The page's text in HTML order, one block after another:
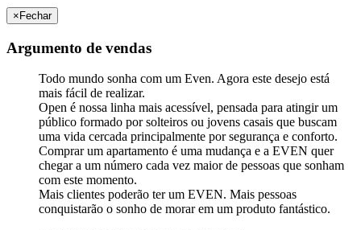
× Fechar
Argumento de vendas
Todo mundo sonha com um Even. Agora este desejo está
mais fácil de realizar.
Open é nossa linha mais acessível, pensada para atingir um
público formado por solteiros ou jovens casais que buscam
uma vida cercada principalmente por segurança e conforto.
Comprar um apartamento é uma mudança e a EVEN quer
chegar a um número cada vez maior de pessoas que sonham
com este momento.
Mais clientes poderão ter um EVEN. Mais pessoas
conquistarão o sonho de morar em um produto fantástico.